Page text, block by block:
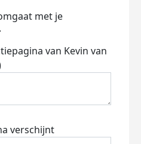
met je
van Kevin van
verschijnt